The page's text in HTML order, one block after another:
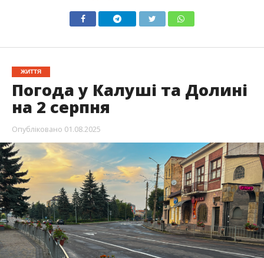
ЖИТТЯ
Погода у Калуші та Долині
на 2 серпня
Опубліковано 01.08.2025